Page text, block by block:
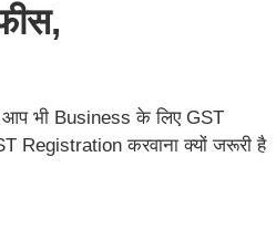
आप भी Business के लिए GST
Registration करवाना क्यों जरूरी है